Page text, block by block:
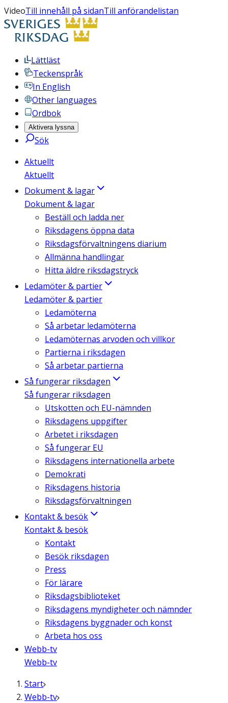
VideoTill innehåll på sidanTill anförandelistan
Lättläst
Teckenspråk
In English
Other languages
Ordbok
Aktivera lyssna
Sök
Aktuellt
Aktuellt
Dokument & lagar
Dokument & lagar
Beställ och ladda ner
Riksdagens öppna data
Riksdagsförvaltningens diarium
Allmänna handlingar
Hitta äldre riksdagstryck
Ledamöter & partier
Ledamöter & partier
Ledamöterna
Så arbetar ledamöterna
Ledamöternas arvoden och villkor
Partierna i riksdagen
Så arbetar partierna
Så fungerar riksdagen
Så fungerar riksdagen
Utskotten och EU-nämnden
Riksdagens uppgifter
Arbetet i riksdagen
Så fungerar EU
Riksdagens internationella arbete
Demokrati
Riksdagens historia
Riksdagsförvaltningen
Kontakt & besök
Kontakt & besök
Kontakt
Besök riksdagen
Press
För lärare
Riksdagsbiblioteket
Riksdagens myndigheter och nämnder
Riksdagens byggnader och konst
Arbeta hos oss
Webb-tv
Webb-tv
Start
Webb-tv